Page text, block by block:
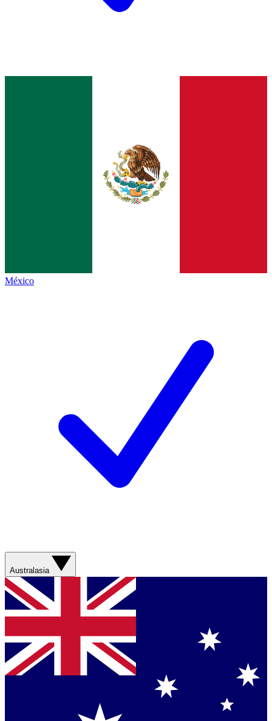
México
Australasia